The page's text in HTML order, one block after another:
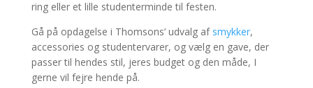
ring eller et lille studenterminde til festen.
Gå på opdagelse i Thomsons’ udvalg af smykker,
accessories og studentervarer, og vælg en gave, der
passer til hendes stil, jeres budget og den måde, I
gerne vil fejre hende på.